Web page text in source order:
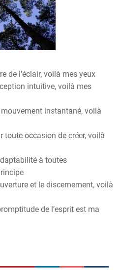
de l’éclair, voilà mes yeux
intuitive, voilà mes
mouvement instantané, voilà
toute occasion de créer, voilà
à toutes
et le discernement, voilà
de l’esprit est ma